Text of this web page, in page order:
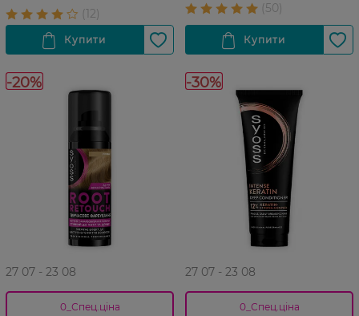
-20%
27 07 - 23 08
0_Спец.ціна
-30%
27 07 - 23 08
0_Спец.ціна